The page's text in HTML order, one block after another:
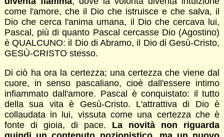
come l'amore, che il Dio che istruisce e che salva, il
Dio che cerca l'anima umana, il Dio che cercava lui,
Pascal, più di quanto Pascal cercasse Dio (Agostino)
è QUALCUNO: il Dio di Abramo, il Dio di Gesù-Cristo,
GESÙ-CRISTO stesso.
Di ciò ha ora la certezza; una certezza che viene dal
cuore, in senso pascaliano, cioè dall'essere intimo
infiammato dall'amore. Pascal è conquistato: il tutto
della sua vita è Gesù-Cristo. L'attrattiva di Dio è
collaudata in lui, vissuta come una certezza che è
fonte di gioia, di pace. La novità non riguarda